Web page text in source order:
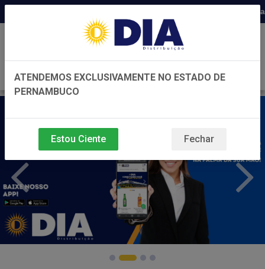
Distribuidora há 22 anos em
ATENDEMOS EXCLUSIVAMENTE NO ESTADO DE
PERNAMBUCO
Estou Ciente Fechar